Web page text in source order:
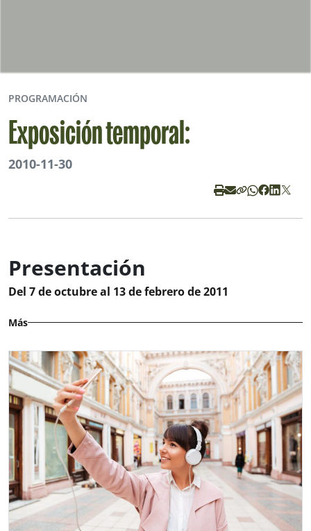
PROGRAMACIÓN
Exposición temporal:
2010-11-30
Presentación
Del 7 de octubre al 13 de febrero de 2011
Más